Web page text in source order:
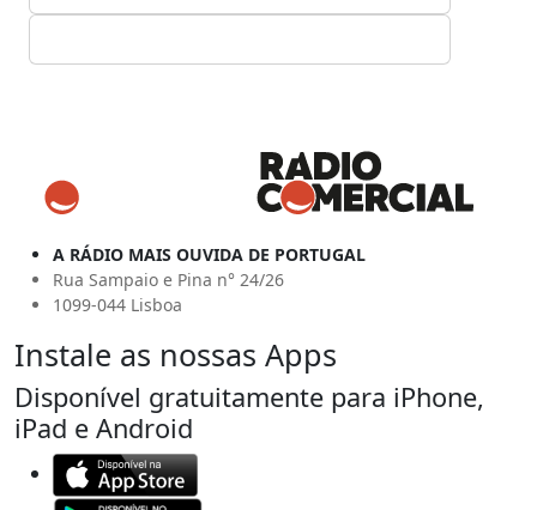
A RÁDIO MAIS OUVIDA DE PORTUGAL
Rua Sampaio e Pina n° 24/26
1099-044 Lisboa
Instale as nossas Apps
Disponível gratuitamente para iPhone,
iPad e Android